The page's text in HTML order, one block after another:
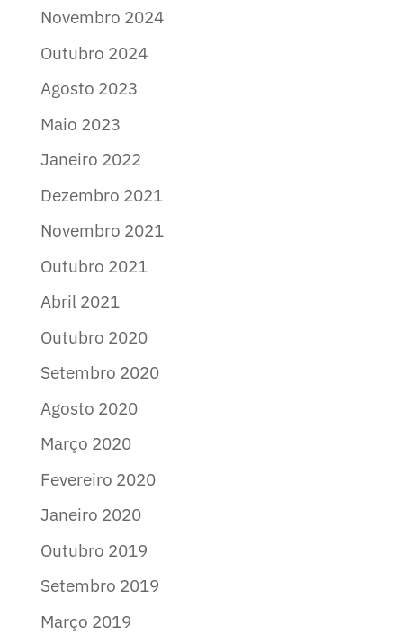
Novembro 2024
Outubro 2024
Agosto 2023
Maio 2023
Janeiro 2022
Dezembro 2021
Novembro 2021
Outubro 2021
Abril 2021
Outubro 2020
Setembro 2020
Agosto 2020
Março 2020
Fevereiro 2020
Janeiro 2020
Outubro 2019
Setembro 2019
Março 2019